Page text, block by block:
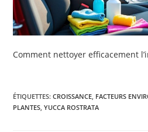
Comment nettoyer efficacement
ÉTIQUETTES:CROISSANCE FACTEURS
PLANTES YUCCA ROSTRATA